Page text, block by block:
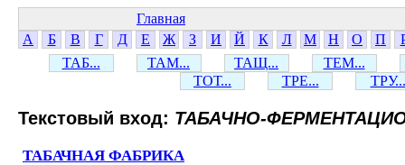
Главная
А
Б В Г Д Е Ж З И Й К Л М Н О П
ТАБ...
ТАМ... ТАЩ...
ТЕМ...
ТОТ...
ТРЕ... ТРУ...
Текстовый вход: ТАБАЧНО-
ТАБАЧНАЯ ФАБРИКА